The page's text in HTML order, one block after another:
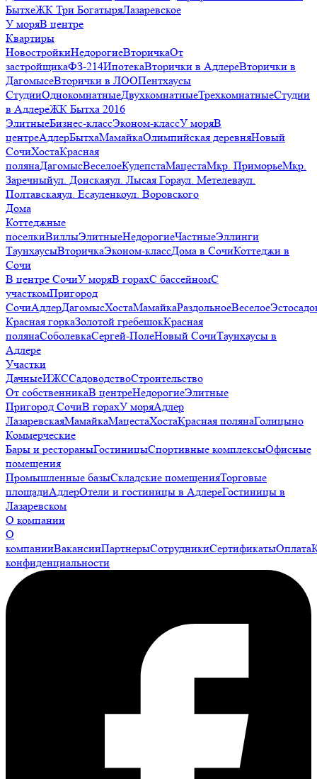
БытхеЖК Три БогатыряЛазаревское
У моряВ центре
Квартиры
НовостройкиНедорогиеВторичкаОт
застройщикаФЗ-214ИпотекаВторички в АдлереВторички в
ДагомысеВторички в ЛООПентхаусы
СтудииОднокомнатныеДвухкомнатныеТрехкомнатныеСтудии
в АдлереЖК Бытха 2016
ЭлитныеБизнес-классЭконом-классУ моряВ
центреАдлерБытхаМамайкаОлимпийская деревняНовый
СочиХостаКрасная
полянаДагомысВеселоеКудепстаМацестаМкр. ПриморьеМкр.
Заречныйул. Донскаяул. Лысая Гораул. Метелеваул.
Полтавскаяул. Есауленкоул. Воровского
Дома
Коттеджные
поселкиВиллыЭлитныеНедорогиеЧастныеЭллинги
ТаунхаусыВторичкаЭконом-классДома в СочиКоттеджи в
Сочи
В центре СочиУ моряВ горахС бассейномС
участкомПригород
СочиАдлерДагомысХостаМамайкаРаздольноеВеселое
Красная горкаЗолотой гребешокКрасная
полянаСоболевкаСергей-ПолеНовый СочиТаунхаусы в
Адлере
Участки
ДачныеИЖССадоводствоСтроительство
От собственникаВ центреНедорогиеЭлитные
Пригород СочиВ горахУ моряАдлер
ЛазаревскаяМамайкаМацестаХостаКрасная полянаГолицыно
Коммерческие
Бары и рестораныГостиницыСпортивные комплексыОфисные
помещения
Промышленные базыСкладские помещенияТорговые
площадиАдлерОтели и гостиницы в АдлереГостиницы в
Лазаревском
О компании
О
компанииВакансииПартнерыСотрудникиСертификатыОплата
конфиденциальности